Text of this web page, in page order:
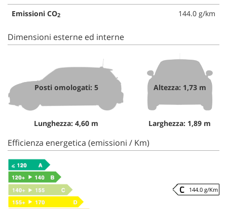
Emissioni CO2 144.0 g/km
Dimensioni esterne ed interne
Posti omologati: 5
Lunghezza: 4,60 m
Altezza: 1,73 m
Larghezza: 1,89 m
Efficienza energetica (emissioni / Km)
144.0 g/Km